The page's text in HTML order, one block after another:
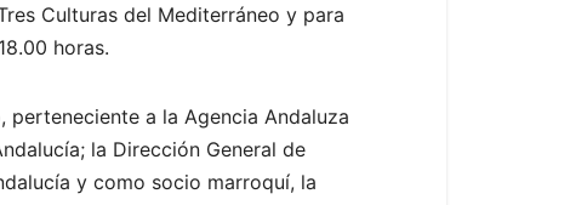
Culturas del Mediterráneo y para
horas.
perteneciente a la Agencia Andaluza
la Dirección General de
y como socio marroquí, la